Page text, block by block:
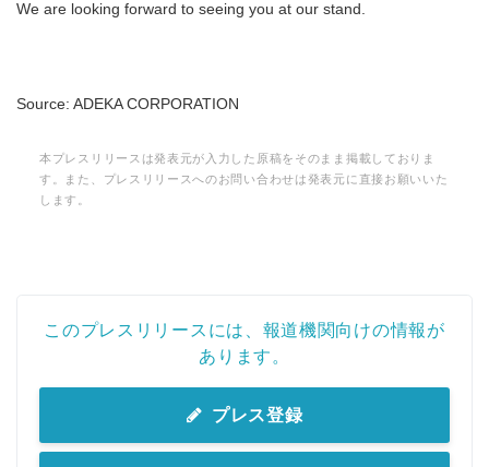
We are looking forward to seeing you at our stand.
Source: ADEKA CORPORATION
本プレスリリースは発表元が入力した原稿をそのまま掲載しておりま
す。また、プレスリリースへのお問い合わせは発表元に直接お願いいた
します。
このプレスリリースには、報道機関向けの情報が
あります。
プレス登録